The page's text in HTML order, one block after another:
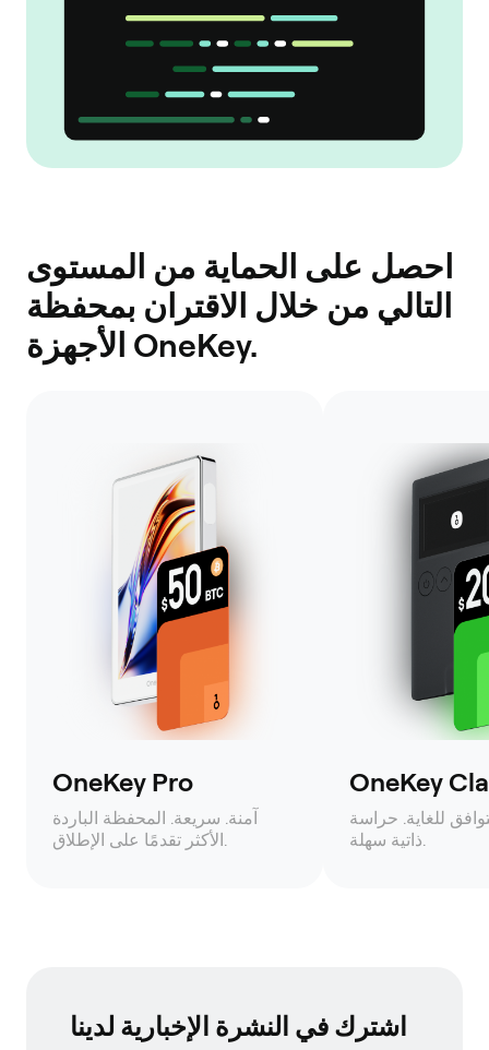
احصل على الحماية من المستوى
التالي من خلال الاقتران بمحفظة
الأجهزة OneKey.
OneKey Pro
آمنة. سريعة. المحفظة الباردة
OneKey
للغاية. حراسة
اشترك في النشرة الإخبارية لدينا